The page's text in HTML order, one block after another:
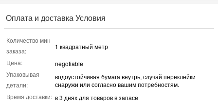
Оплата и доставка Условия
Количество мин
заказа:
1 квадратный метр
Цена:
negotiable
Упаковывая
детали:
водоустойчивая бумага внутрь, случай переклейки
снаружи или согласно вашим потребностям.
Время доставки: в 3 днях для товаров в запасе